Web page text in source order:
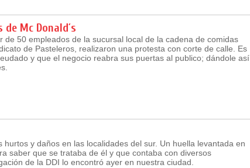
Mc Donald´s
de 50 empleados de la sucursal local de la cadena de comidas
de Pasteleros, realizaron una protesta con corte de calle. Es
y que el negocio reabra sus puertas al publico; dándole así
y daños en las localidades del sur. Un huella levantada en
saber que se trataba de él y que contaba con diversos
de la DDI lo encontró ayer en nuestra ciudad.